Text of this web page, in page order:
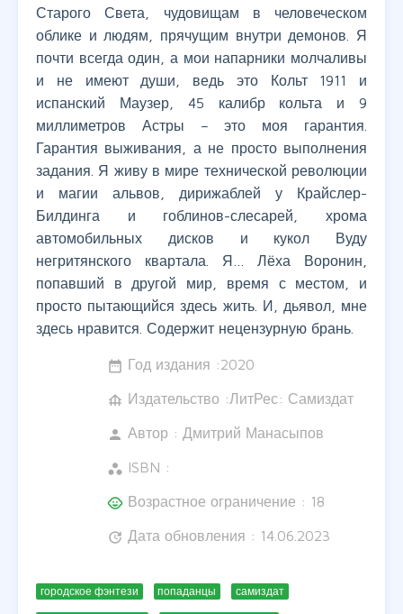
Старого Света, чудовищам в человеческом
облике и людям, прячущим внутри демонов. Я
почти всегда один, а мои напарники молчаливы
и не имеют души, ведь это Кольт 1911 и
испанский Маузер, 45 калибр кольта и 9
миллиметров Астры – это моя гарантия.
Гарантия выживания, а не просто выполнения
задания. Я живу в мире технической революции
и магии альвов, дирижаблей у Крайслер-
Билдинга и гоблинов-слесарей, хрома
автомобильных дисков и кукол Вуду
негритянского квартала. Я… Лёха Воронин,
попавший в другой мир, время с местом, и
просто пытающийся здесь жить. И, дьявол, мне
здесь нравится. Содержит нецензурную брань.
date_range Год издания :2020
foundation Издательство :ЛитРес: Самиздат
person Автор : Дмитрий Манасыпов
workspaces ISBN :
child_care Возрастное ограничение : 18
update Дата обновления : 14.06.2023
городское фэнтези попаданцы самиздат